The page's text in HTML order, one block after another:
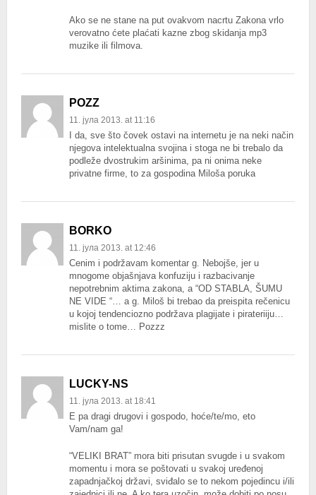
Ako se ne stane na put ovakvom nacrtu Zakona vrlo
verovatno ćete plaćati kazne zbog skidanja mp3
muzike ili filmova.
POZZ
11. јула 2013. at 11:16
I da, sve što čovek ostavi na internetu je na neki način
njegova intelektualna svojina i stoga ne bi trebalo da
podleže dvostrukim aršinima, pa ni onima neke
privatne firme, to za gospodina Miloša poruka
BORKO
11. јула 2013. at 12:46
Cenim i podržavam komentar g. Nebojše, jer u
mnogome objašnjava konfuziju i razbacivanje
nepotrebnim aktima zakona, a “OD STABLA, ŠUMU
NE VIDE “… a g. Miloš bi trebao da preispita rečenicu
u kojoj tendenciozno podržava plagijate i pirateriiju…
mislite o tome… Pozzz
LUCKY-NS
11. јула 2013. at 18:41
E pa dragi drugovi i gospodo, hoće/te/mo, eto
Vam/nam ga!
“VELIKI BRAT” mora biti prisutan svugde i u svakom
momentu i mora se poštovati u svakoj uređenoj
zapadnjačkoj državi, sviđalo se to nekom pojedincu i/ili